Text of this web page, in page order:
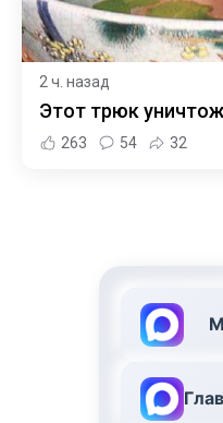
2 ч. назад
Этот трюк
263 54 32